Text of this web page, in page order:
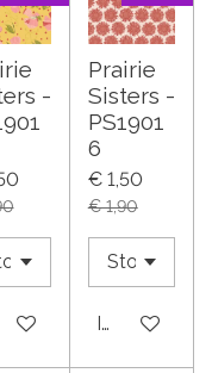
-
Prairie
Sisters -
PS1901
6
€ 1,50
€ 1,90
In